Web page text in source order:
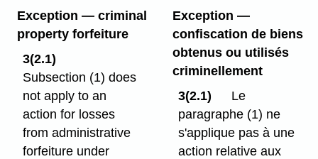
Exception — criminal
property forfeiture
3(2.1)
Subsection (1) does
not apply to an
action for losses
from administrative
forfeiture under
Exception —
confiscation de biens
obtenus ou utilisés
criminellement
3(2.1)
Le
paragraphe (1) ne
s'applique pas à une
action relative aux